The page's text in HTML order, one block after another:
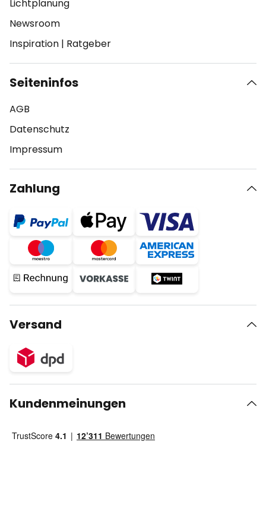
Lichtplanung
Newsroom
Inspiration | Ratgeber
Seiteninfos
AGB
Datenschutz
Impressum
Zahlung
Versand
Kundenmeinungen